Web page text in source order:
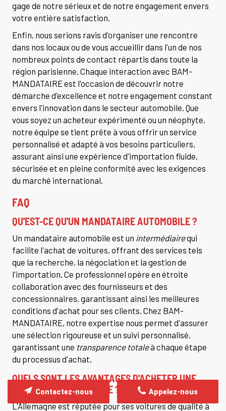
gage de notre sérieux et de notre engagement envers
votre entière satisfaction.
Enfin, nous serions ravis d'organiser une rencontre
dans nos locaux ou de vous accueillir dans l'un de nos
nombreux points de contact répartis dans toute la
région parisienne. Chaque interaction avec BAM-
MANDATAIRE est l'occasion de découvrir notre
démarche d'excellence et notre engagement constant
envers l'innovation dans le secteur automobile. Que
vous soyez un acheteur expérimenté ou un néophyte,
notre équipe se tient prête à vous offrir un service
personnalisé et adapté à vos besoins particuliers,
assurant ainsi une expérience d'importation fluide,
sécurisée et en pleine conformité avec les exigences
du marché international.
FAQ
QU'EST-CE QU'UN MANDATAIRE AUTOMOBILE ?
Un mandataire automobile est un intermédiairequi
facilite l'achat de voitures, offrant des services tels
que la recherche, la négociation et la gestion de
l'importation. Ce professionnel opère en étroite
collaboration avec des fournisseurs et des
concessionnaires, garantissant ainsi les meilleures
conditions d'achat pour ses clients. Chez BAM-
MANDATAIRE, notre expertise nous permet d'assurer
une sélection rigoureuse et un suivi personnalisé,
garantissant une transparence totaleà chaque étape
du processus d'achat.
QUELS SONT LES AVANTAGES D'ACHETER UNE
VOITURE EN ALLEMAGNE ?
L'Allemagne est réputée pour ses voitures de qualité à
Appelez-nous
Contactez-nous